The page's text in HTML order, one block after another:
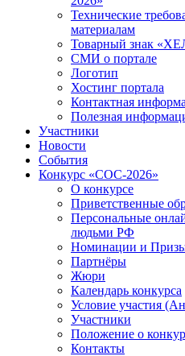
Технические
материалам
Товарный знак
СМИ о портале
Логотип
Хостинг портала
Контактная
Полезная
Участники
Новости
События
Конкурс «СОС-2026»
О конкурсе
Приветственные
Персональные
людьми РФ
Номинации и
Партнёры
Жюри
Календарь конкурса
Условие участия
Участники
Положение о
Контакты